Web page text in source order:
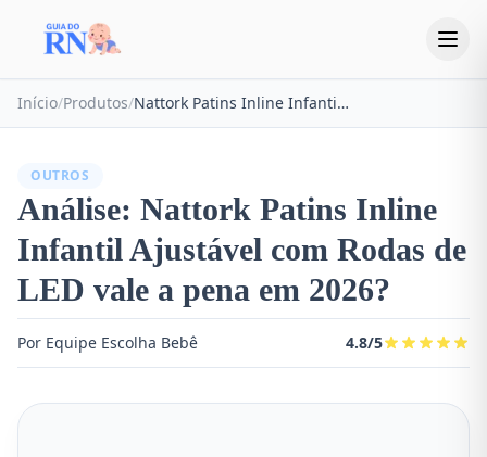
Início/Produtos/ Nattork Patins Inline Infantil Ajustável com Rodas de LED
OUTROS
Análise: Nattork Patins Inline
Infantil Ajustável com Rodas de
LED vale a pena em 2026?
Por Equipe Escolha Bebê 4.8/5